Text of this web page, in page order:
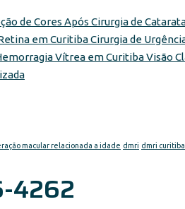
macular relacionada a idade dmri dmri curitiba
4262